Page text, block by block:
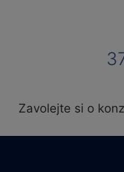
Zavolejte si o